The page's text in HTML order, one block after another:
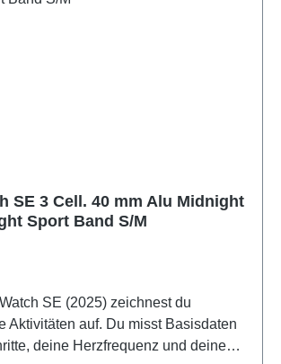
SE 3 Cell. 40 mm Alu Midnight
Sport Band S/M
SE (2025) zeichnest du
Aktivitäten auf. Du misst Basisdaten
deine Herzfrequenz und deinen